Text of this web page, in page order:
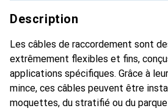
Description
Les câbles de raccordement sont
extrêmement flexibles et fins,
applications spécifiques. Grâce à
mince, ces câbles peuvent être
moquettes, du stratifié ou du